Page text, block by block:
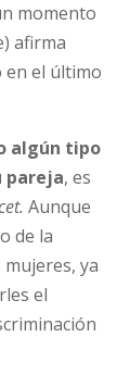
momento
afirma
en el último
algún tipo
pareja, es
Aunque
de la
ya
el